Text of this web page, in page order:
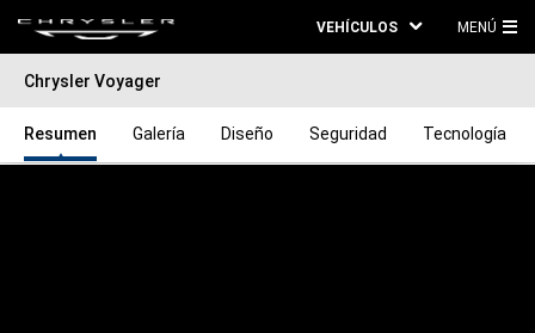
VEHÍCULOS MENÚ
Chrysler Voyager
Resumen Galería Diseño Seguridad Tecnología